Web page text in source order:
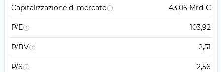
Capitalizzazione di mercato 43,06 Mrd €
P/E 103,92
P/BV 2,51
P/S 2,56